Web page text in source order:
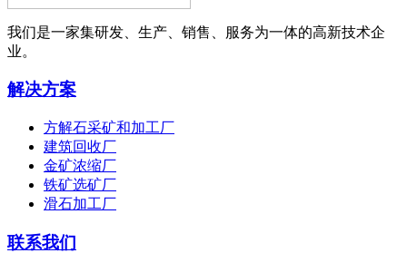
我们是一家集研发、生产、销售、服务为一体的高新技术企
业。
解决方案
方解石采矿和加工厂
建筑回收厂
金矿浓缩厂
铁矿选矿厂
滑石加工厂
联系我们